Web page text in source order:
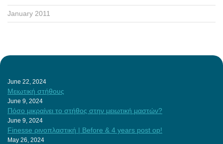
January 2011
June 22, 2024
Μειωτική στήθους
June 9, 2024
Πόσο μικραίνει το στήθος στην μειωτική μαστών?
June 9, 2024
Finesse ρινοπλαστική | Before & 4 years post op!
May 26, 2024